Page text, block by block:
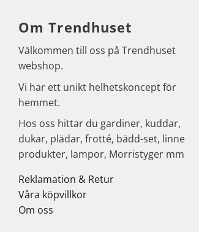
Om Trendhuset
Välkommen till oss på Trendhuset
webshop.
Vi har ett unikt helhetskoncept för
hemmet.
Hos oss hittar du gardiner, kuddar,
dukar, plädar, frotté, bädd-set, linne
produkter, lampor, Morristyger mm
Reklamation & Retur
Våra köpvillkor
Om oss